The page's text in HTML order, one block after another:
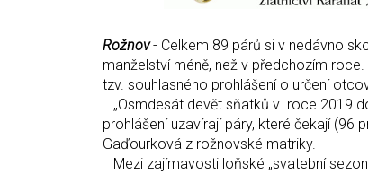
Rožnov - Celkem 89 párů si v nedávno
manželství méně, než v předchozím
tzv. souhlasného prohlášení o určení
„Osmdesát devět sňatků v roce 2019
prohlášení uzavírají páry, které čekají (96
Gaďourková z rožnovské matriky.
Mezi zajímavosti loňské „svatební